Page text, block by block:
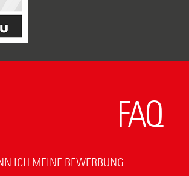
FAQ
ICH MEINE BEWERBUNG